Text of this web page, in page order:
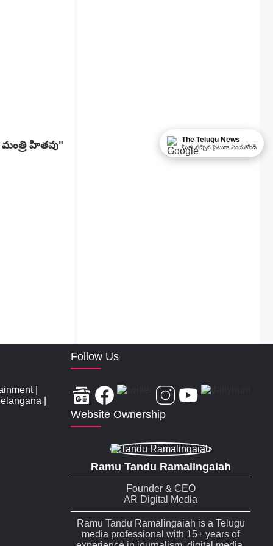
హితవు"
|
Follow Us
Website Ownership
Ramu Tandu Ramalingaiah
Founder & CEO
AR Digital Media
Ramu Tandu Ramalingaiah is a Telugu
media professional with 15+ years of
The Telugu News
మీకు నచ్చిన సైటుగా ఎంచుకోండి